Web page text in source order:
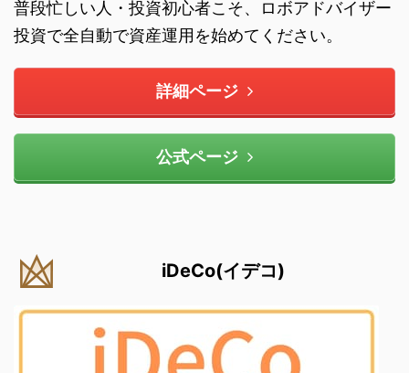
普段忙しい人・投資初心者こそ、ロボアドバイザー
投資で全自動で資産運用を始めてください。
詳細ページ
公式ページ
iDeCo(イデコ)